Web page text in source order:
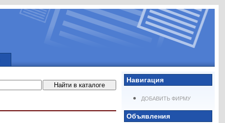
Навигация
ДОБАВИТЬ ФИРМУ
Объявления